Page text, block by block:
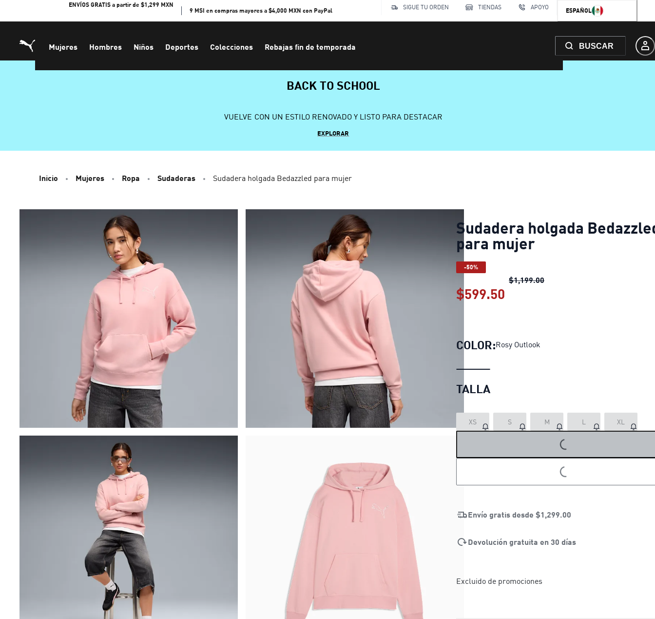
ENVÍOS GRATIS a partir de $1,299 MXN
9 MSI en compras mayores a $4,000 MXN con PayPal
SIGUE TU ORDEN TIENDAS APOYO ESPAÑOL
Mujeres Hombres Niños Deportes Colecciones Rebajas fin de temporada BUSCAR
BACK TO SCHOOL
VUELVE CON UN ESTILO RENOVADO Y LISTO PARA DESTACAR
EXPLORAR
Inicio Mujeres Ropa Sudaderas Sudadera holgada Bedazzled para mujer
Sudadera holgada
para mujer
-50%
$1,199.00Sudadera holgada Bedazzled
$599.50
COLOR:Rosy Outlook
TALLA
XS S M L XL
LOADING...
LOADING...
Envío gratis desde $1,299.00
Devolución gratuita en 30 días
Excluido de promociones